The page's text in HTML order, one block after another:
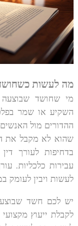
מה לעשות
מי שחושד שבוצעה
השקיע או שמר
ההדורים מול
שהוא לא מקבל את
בדחיפות לעורך
עבירות כלכליות.
לעשות ויבין לעומק
יש לכם חשד
לקבלת ייעוץ